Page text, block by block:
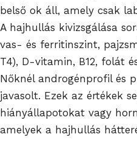
belső ok áll, amely csak
A hajhullás kivizsgálása
vas- és ferritinszint,
T4), D-vitamin, B12, folát
Nőknél androgénprofil és
javasolt. Ezek az értékek
hiányállapotokat vagy
amelyek a hajhullás